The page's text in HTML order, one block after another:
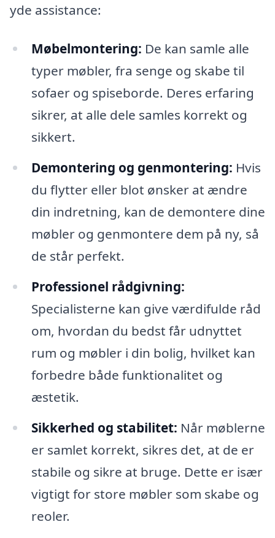
yde assistance:
Møbelmontering: De kan samle alle
typer møbler, fra senge og skabe til
sofaer og spiseborde. Deres erfaring
sikrer, at alle dele samles korrekt og
sikkert.
Demontering og genmontering: Hvis
du flytter eller blot ønsker at ændre
din indretning, kan de demontere dine
møbler og genmontere dem på ny, så
de står perfekt.
Professionel rådgivning:
Specialisterne kan give værdifulde råd
om, hvordan du bedst får udnyttet
rum og møbler i din bolig, hvilket kan
forbedre både funktionalitet og
æstetik.
Sikkerhed og stabilitet: Når møblerne
er samlet korrekt, sikres det, at de er
stabile og sikre at bruge. Dette er især
vigtigt for store møbler som skabe og
reoler.